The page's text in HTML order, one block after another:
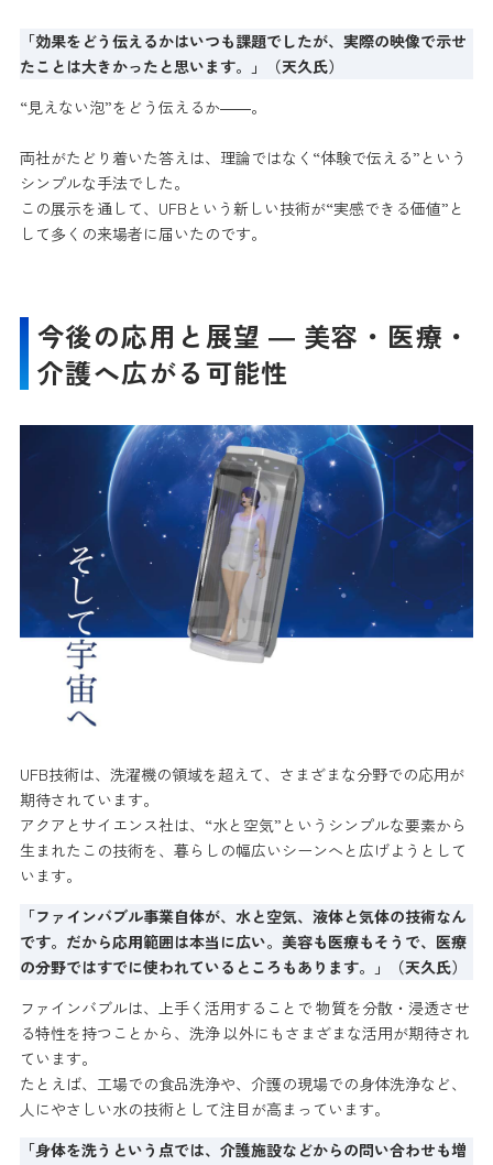
「効果をどう伝えるかはいつも課題でしたが、実際の映像で示せ
たことは大きかったと思います。」（天久氏）
“見えない泡”をどう伝えるか――。
両社がたどり着いた答えは、理論ではなく“体験で伝える”という
シンプルな手法でした。
この展示を通して、UFBという新しい技術が“実感できる価値”と
して多くの来場者に届いたのです。
今後の応用と展望 ― 美容・医療・
介護へ広がる可能性
UFB技術は、洗濯機の領域を超えて、さまざまな分野での応用が
期待されています。
アクアとサイエンス社は、“水と空気”というシンプルな要素から
生まれたこの技術を、暮らしの幅広いシーンへと広げようとして
います。
「ファインバブル事業自体が、水と空気、液体と気体の技術なん
です。だから応用範囲は本当に広い。美容も医療もそうで、医療
の分野ではすでに使われているところもあります。」（天久氏）
ファインバブルは、上手く活用することで 物質を分散・浸透させ
る特性を持つことから、洗浄 以外にもさまざまな活用が期待され
ています。
たとえば、工場での食品洗浄や、介護の現場での身体洗浄など、
人にやさしい水の技術として注目が高まっています。
「身体を洗うという点では、介護施設などからの問い合わせも増